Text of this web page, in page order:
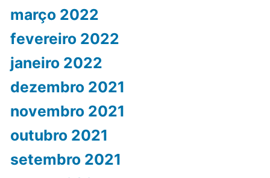
março 2022
fevereiro 2022
janeiro 2022
dezembro 2021
novembro 2021
outubro 2021
setembro 2021